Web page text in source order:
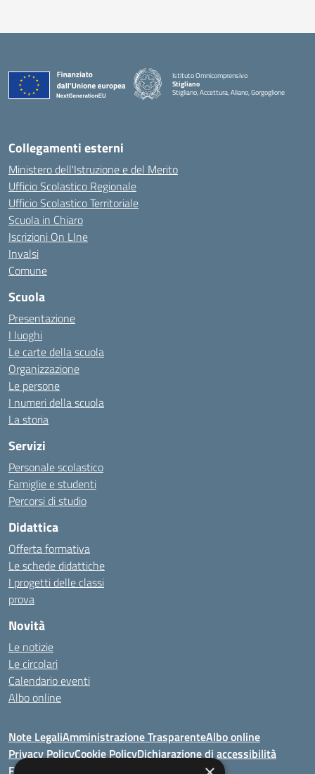
Istituto Omnicomprensivo
Stigliano
Stigliano, Accettura, Aliano, Gorgoglione
Collegamenti esterni
Ministero dell'Istruzione e del Merito
Ufficio Scolastico Regionale
Ufficio Scolastico Territoriale
Scuola in Chiaro
Iscrizioni On LIne
Invalsi
Comune
Scuola
Presentazione
I luoghi
Le carte della scuola
Organizzazione
Le persone
I numeri della scuola
La storia
Servizi
Personale scolastico
Famiglie e studenti
Percorsi di studio
Didattica
Offerta formativa
Le schede didattiche
I progetti delle classi
prova
Novità
Le notizie
Le circolari
Calendario eventi
Albo online
Note LegaliAmministrazione TrasparenteAlbo online
Privacy PolicyCookie PolicyDichiarazione di accessibilità
Feedback